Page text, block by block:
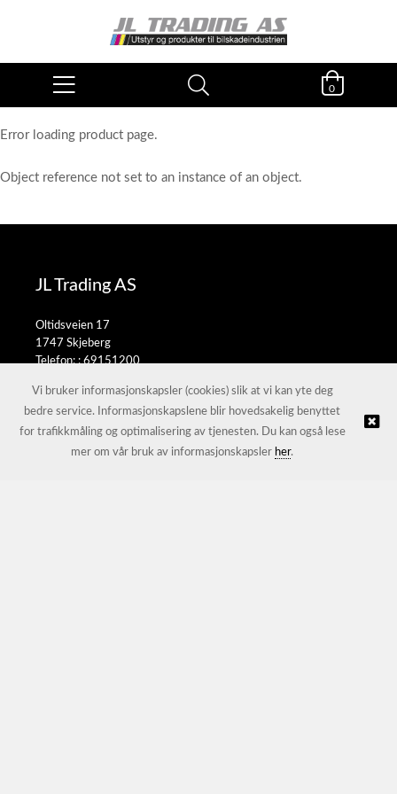
0
Error loading product page.
Object reference not set to an instance of an object.
JL Trading AS
Oltidsveien 17
1747 Skjeberg
Telefon: :69151200
© JL Trading AS |Nettbutikk levert av Kréatif
Vi bruker informasjonskapsler (cookies) slik at vi kan yte deg
bedre service. Informasjonskapslene blir hovedsakelig benyttet
for trafikkmåling og optimalisering av tjenesten. Du kan også lese
mer om vår bruk av informasjonskapsler her.